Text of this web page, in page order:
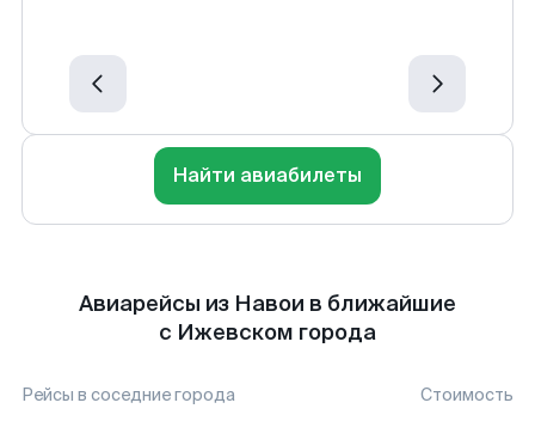
Найти авиабилеты
Авиарейсы из Навои в ближайшие
с Ижевском города
Рейсы в соседние города Стоимость